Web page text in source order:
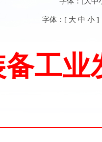
字体：[ 大 中 小 ]
工业